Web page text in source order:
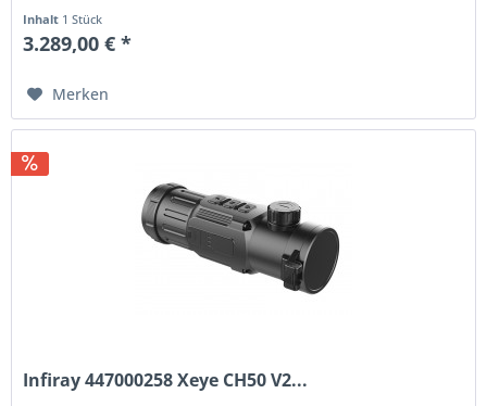
Inhalt 1 Stück
3.289,00 € *
Merken
Infiray 447000258 Xeye CH50 V2...